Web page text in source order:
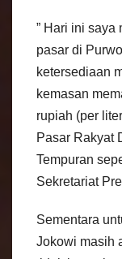
” Hari ini saya
pasar di
ketersediaan
kemasan
rupiah (per
Pasar Rakyat
Tempuran
Sekretariat
Sementara
Jokowi masih